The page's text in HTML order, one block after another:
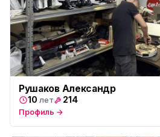
Рушаков Александр
10 лет 214
Профиль →